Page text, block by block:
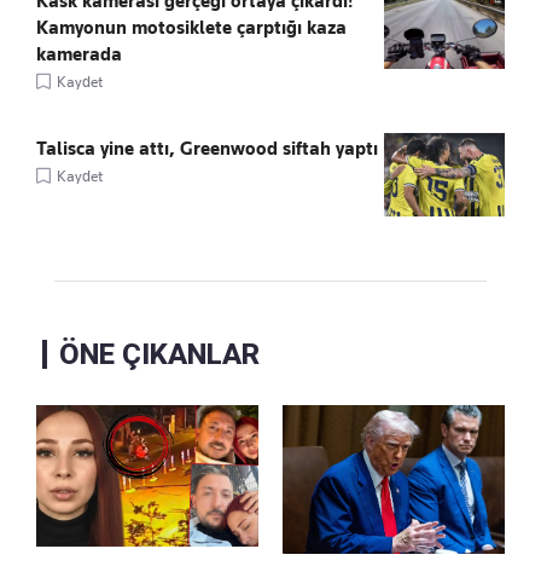
Kamyonun motosiklete çarptığı kaza
kamerada
Kaydet
Talisca yine attı, Greenwood siftah yaptı
Kaydet
ÖNE ÇIKANLAR